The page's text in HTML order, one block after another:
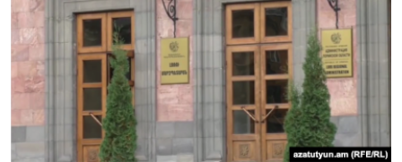
ՄԻՋԱԶԳԱՅԻՆ
ՄՇԱԿՈՒՅԹ
ՍՊՈՐՏ
ՄԵԿՆԱԲԱՆՈՒԹՅՈՒՆ
ՏՏ ԵՒ ԻՆՏԵՐՆԵՏ